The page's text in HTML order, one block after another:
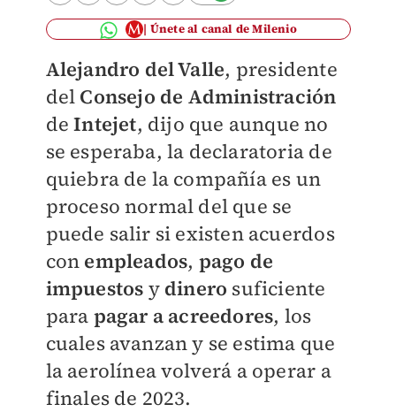
Únete al canal de Milenio
Alejandro del Valle, presidente
del Consejo de Administración
deIntejet, dijo que aunque no
se esperaba, la declaratoria de
quiebra de la compañía es un
proceso normal del que se
puede salir si existen acuerdos
con empleados, pago de
impuestos y dinero suficiente
para pagar a acreedores, los
cuales avanzan y se estima que
la aerolínea volverá a operar a
finales de 2023.